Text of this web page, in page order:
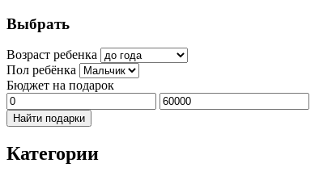
Выбрать
Возраст ребенка
Пол ребёнка
Бюджет на подарок
Найти подарки
Категории